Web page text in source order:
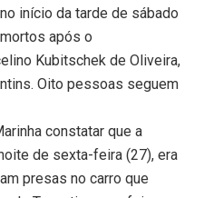
início da tarde de sábado
após o
Kubitschek de Oliveira,
Oito pessoas seguem
constatar que a
de sexta-feira (27), era
presas no carro que